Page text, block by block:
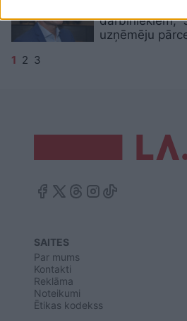
darbiniekiem,”
uzņēmēju
1 2 3
SAITES
Par mums
Kontakti
Reklāma
Noteikumi
Ētikas kodekss